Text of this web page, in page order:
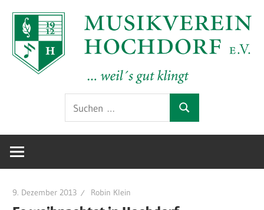
Inhalt
springen
MV
Hochdorf
e.V.
Hochdorf
im
nach:
Suchen
9. Dezember 2013 Robin Klein